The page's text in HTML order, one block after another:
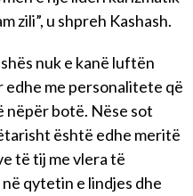
zili”, u shpreh Kashash.
nuk e kanë luftën
edhe me personalitete që
nëpër botë. Nëse sot
është edhe meritë
të tij me vlera të
qytetin e lindjes dhe